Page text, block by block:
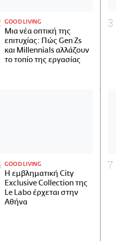
GOOD LIVING
Μια νέα οπτική της
επιτυχίας: Πώς Gen Zs
και Millennials αλλάζουν
το τοπίο της εργασίας
GOOD LIVING
Η εμβληματική City
Exclusive Collection της
Le Labo έρχεται στην
Αθήνα